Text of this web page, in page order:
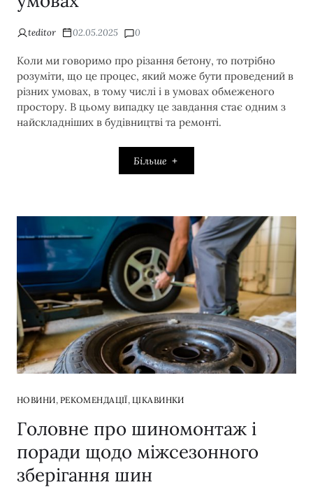
teditor 02.05.2025 0
Коли ми говоримо про різання бетону, то потрібно
розуміти, що це процес, який може бути проведений в
різних умовах, в тому числі і в умовах обмеженого
простору. В цьому випадку це завдання стає одним з
найскладніших в будівництві та ремонті.
Більше
НОВИНИ, РЕКОМЕНДАЦІЇ, ЦІКАВИНКИ
Головне про шиномонтаж і
поради щодо міжсезонного
зберігання шин